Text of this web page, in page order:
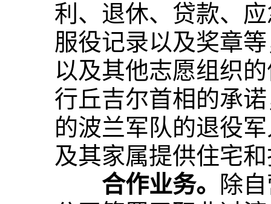
利、退休、贷款、
服役记录以及奖章
以及其他志愿组织
行丘吉尔首相的承
的波兰军队的退役
及其家属提供住宅
合作业务。
除